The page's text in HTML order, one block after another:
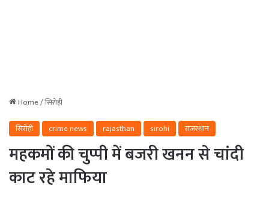
Home/सिरोही
सिरोही
crime news rajasthan sirohi राजस्थान
महकमों की चुप्पी में बजरी खनन से चांदी
काट रहे माफिया